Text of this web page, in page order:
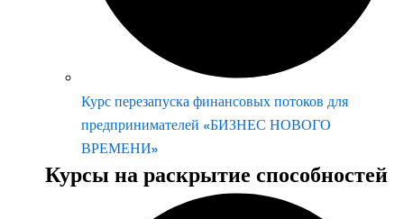
Курс перезапуска финансовых потоков для
предпринимателей «БИЗНЕС НОВОГО
ВРЕМЕНИ»
Курсы на раскрытие способностей